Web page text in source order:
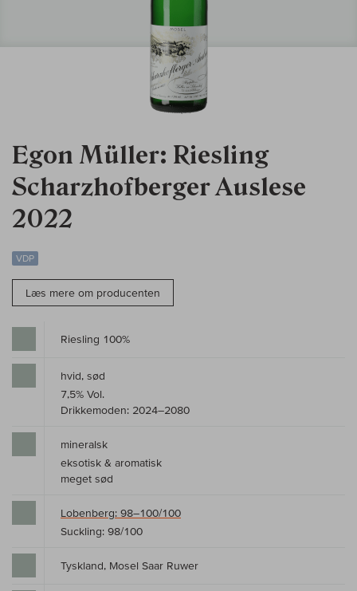
Egon Müller: Riesling
Scharzhofberger Auslese
2022
VDP
Læs mere om producenten
Riesling 100%
hvid, sød
7,5% Vol.
Drikkemoden: 2024–2080
mineralsk
eksotisk & aromatisk
meget sød
Lobenberg: 98–100/100
Suckling: 98/100
Tyskland, Mosel Saar Ruwer